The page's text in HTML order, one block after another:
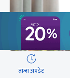
‘संसद्‍मा
ताजा अपडेट